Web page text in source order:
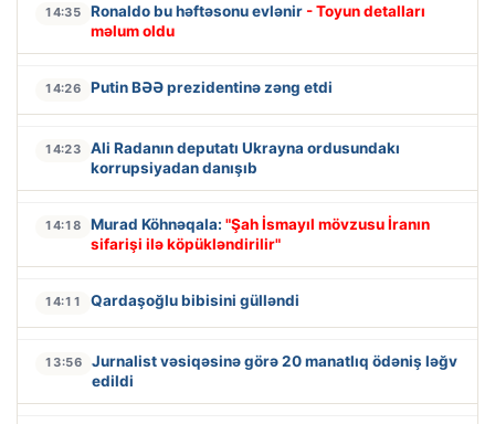
14:35 Ronaldo bu həftəsonu evlənir - Toyun detalları
məlum oldu
14:26 Putin BƏƏ prezidentinə zəng etdi
14:23
Ali Radanın deputatı Ukrayna ordusundakı
korrupsiyadan danışıb
14:18 Murad Köhnəqala: "Şah İsmayıl mövzusu İranın
sifarişi ilə köpükləndirilir"
14:11 Qardaşoğlu bibisini gülləndi
13:56
Jurnalist vəsiqəsinə görə 20 manatlıq ödəniş ləğv
edildi